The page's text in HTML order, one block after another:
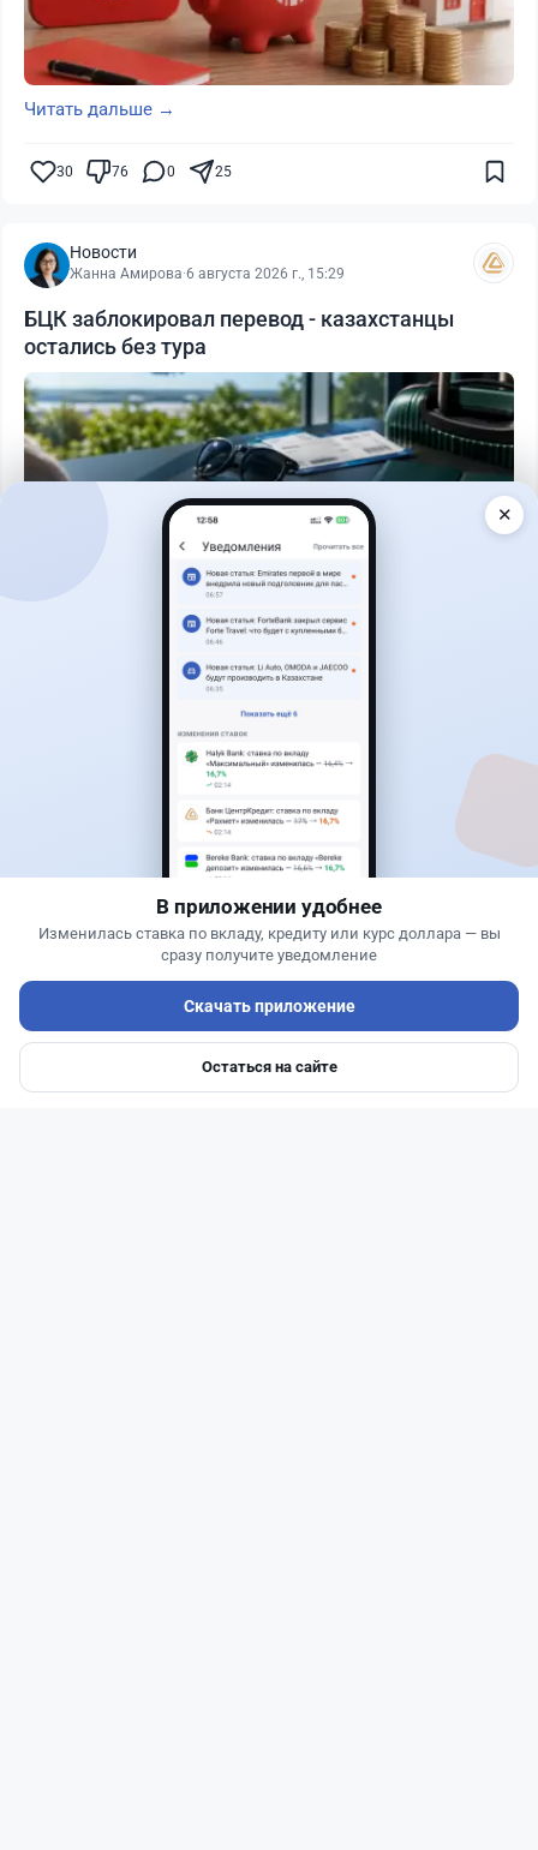
Читать дальше →
30 76 0 25
Новости
Жанна Амирова·6 августа 2026 г., 15:29
БЦК заблокировал перевод - казахстанцы
остались без тура
29
6 августа 2026 г., 16:11
Евро-2 вернули в России - пустят ли старый
бензин в Казахстан
Ипотеки Авто
✕
В приложении удобнее
Изменилась ставка по вкладу, кредиту или курс доллара — вы
сразу получите уведомление
Скачать приложение
Остаться на сайте